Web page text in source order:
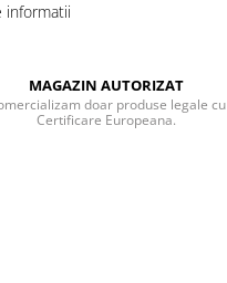
informatii
MAGAZIN AUTORIZAT
doar produse legale cu
Certificare Europeana.